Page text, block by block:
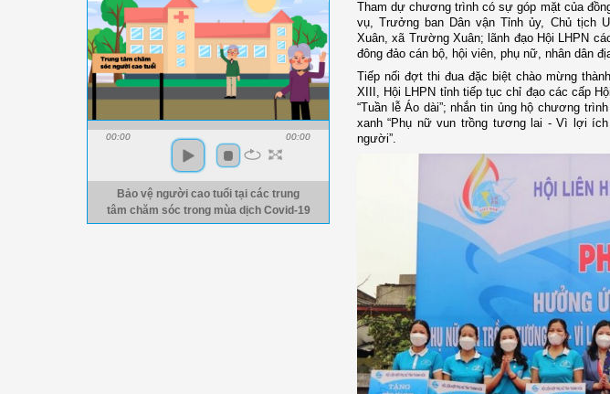
00:00 00:00
Bảo vệ người cao tuổi tại các trung
tâm chăm sóc trong mùa dịch Covid-19
Tham dự chương trình có sự góp mặt của
vụ, Trưởng ban Dân vận Tỉnh ủy, Chủ tịch
Xuân, xã Trường Xuân; lãnh đạo Hội LHPN
đông đảo cán bộ, hội viên, phụ nữ, nhân dân
Tiếp nối đợt thi đua đặc biệt chào mừng
XIII, Hội LHPN tỉnh tiếp tục chỉ đạo các cấp
“Tuần lễ Áo dài”; nhắn tin ủng hộ chương
xanh “Phụ nữ vun trồng tương lai - Vì lợi
người”.